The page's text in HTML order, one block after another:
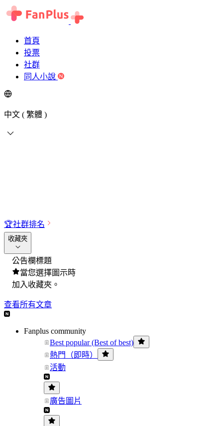
首頁
投票
社群
同人小說
中文 ( 繁體 )
🏆社群排名
收藏夾
公告欄標題
當您選擇圖示時
加入收藏夾。
查看所有文章
Fanplus community
Best popular (Best of best)
熱門（即時）
活動
廣告圖片